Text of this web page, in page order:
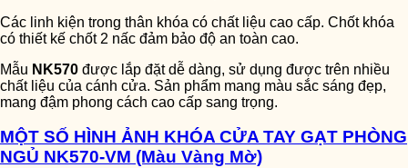
Các linh kiện trong thân khóa có chất liệu cao cấp. Chốt khóa
có thiết kế chốt 2 nấc đảm bảo độ an toàn cao.
Mẫu NK570 được lắp đặt dễ dàng, sử dụng được trên nhiều
chất liệu của cánh cửa. Sản phẩm mang màu sắc sáng đẹp,
mang đậm phong cách cao cấp sang trọng.
MỘT SỐ HÌNH ẢNH KHÓA CỬA TAY GẠT PHÒNG
NGỦ NK570-VM (Màu Vàng Mờ)